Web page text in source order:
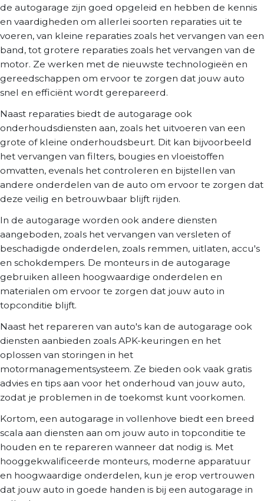
de autogarage zijn goed opgeleid en hebben de kennis
en vaardigheden om allerlei soorten reparaties uit te
voeren, van kleine reparaties zoals het vervangen van een
band, tot grotere reparaties zoals het vervangen van de
motor. Ze werken met de nieuwste technologieën en
gereedschappen om ervoor te zorgen dat jouw auto
snel en efficiënt wordt gerepareerd.
Naast reparaties biedt de autogarage ook
onderhoudsdiensten aan, zoals het uitvoeren van een
grote of kleine onderhoudsbeurt. Dit kan bijvoorbeeld
het vervangen van filters, bougies en vloeistoffen
omvatten, evenals het controleren en bijstellen van
andere onderdelen van de auto om ervoor te zorgen dat
deze veilig en betrouwbaar blijft rijden.
In de autogarage worden ook andere diensten
aangeboden, zoals het vervangen van versleten of
beschadigde onderdelen, zoals remmen, uitlaten, accu's
en schokdempers. De monteurs in de autogarage
gebruiken alleen hoogwaardige onderdelen en
materialen om ervoor te zorgen dat jouw auto in
topconditie blijft.
Naast het repareren van auto's kan de autogarage ook
diensten aanbieden zoals APK-keuringen en het
oplossen van storingen in het
motormanagementsysteem. Ze bieden ook vaak gratis
advies en tips aan voor het onderhoud van jouw auto,
zodat je problemen in de toekomst kunt voorkomen.
Kortom, een autogarage in vollenhove biedt een breed
scala aan diensten aan om jouw auto in topconditie te
houden en te repareren wanneer dat nodig is. Met
hooggekwalificeerde monteurs, moderne apparatuur
en hoogwaardige onderdelen, kun je erop vertrouwen
dat jouw auto in goede handen is bij een autogarage in